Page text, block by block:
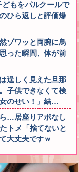
もをパルクールで
ひら返しと評価爆
ゾワッと両腕に鳥
った瞬間、体が前
逞しく見えた旦那
子供できなくて検
のせい！」結…
…居座りアポなし
トメ「捨てないと
大丈夫ですｗ